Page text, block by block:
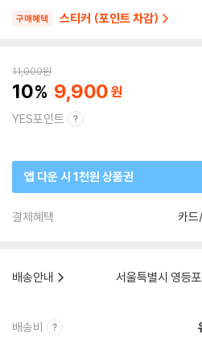
구매혜택 스티커 (포인트 차감)
11,000원
10 9,900
YES포인트
앱 다운 시 1천원 상품권
결제혜택 카드
배송안내
서울특별시 영등
배송비